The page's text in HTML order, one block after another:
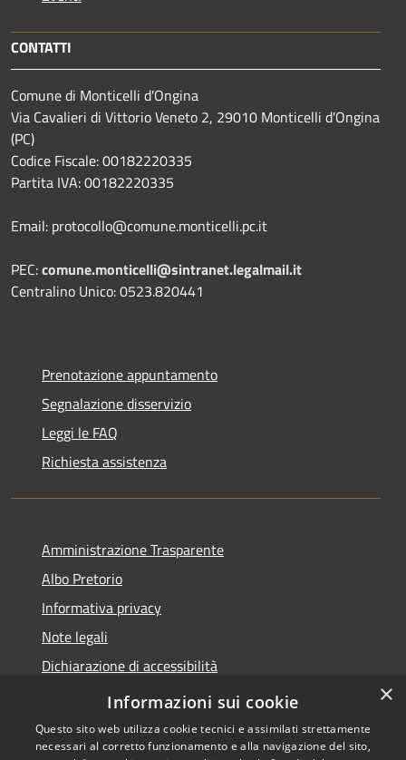
CONTATTI
Comune di Monticelli d'Ongina
Via Cavalieri di Vittorio Veneto 2, 29010 Monticelli d'Ongina
(PC)
Codice Fiscale: 00182220335
Partita IVA: 00182220335
Email: protocollo@comune.monticelli.pc.it
PEC:comune.monticelli@sintranet.legalmail.it
Centralino Unico: 0523.820441
Prenotazione appuntamento
Segnalazione disservizio
Leggi le FAQ
Richiesta assistenza
Amministrazione Trasparente
Albo Pretorio
Informativa privacy
Note legali
Dichiarazione di accessibilità
Obiettivi di accessibilità
×
Informazioni sui cookie
Questo sito web utilizza cookie tecnici e assimilati strettamente
necessari al corretto funzionamento e alla navigazione del sito,